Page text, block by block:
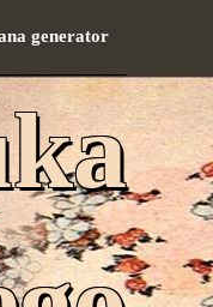
generator